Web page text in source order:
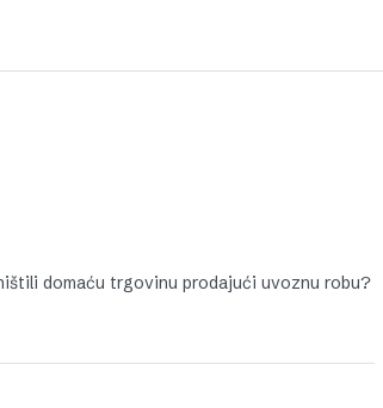
domaću trgovinu prodajući uvoznu robu?